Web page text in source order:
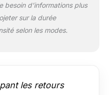
un coffret cadeau.
fêtes (Noël, Saint-
des mères, les
besoin d’informations plus
sur la durée
selon les modes.
les retours